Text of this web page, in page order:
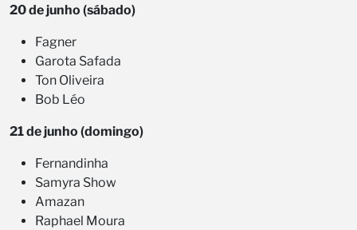
20 de junho (sábado)
Fagner
Garota Safada
Ton Oliveira
Bob Léo
21 de junho (domingo)
Fernandinha
Samyra Show
Amazan
Raphael Moura